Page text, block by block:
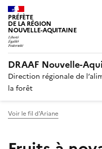
PRÉFÈTE
DE LA RÉGION
NOUVELLE-AQUITAINE
DRAAF Nouvelle-
Direction régionale de
la forêt
Voir le fil d'Ariane